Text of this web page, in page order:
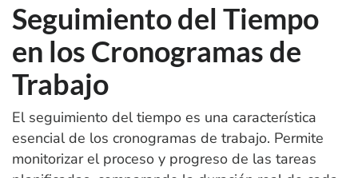
Seguimiento del Tiempo
en los Cronogramas de
Trabajo
El seguimiento del tiempo es una característica
esencial de los cronogramas de trabajo. Permite
monitorizar el proceso y progreso de las tareas